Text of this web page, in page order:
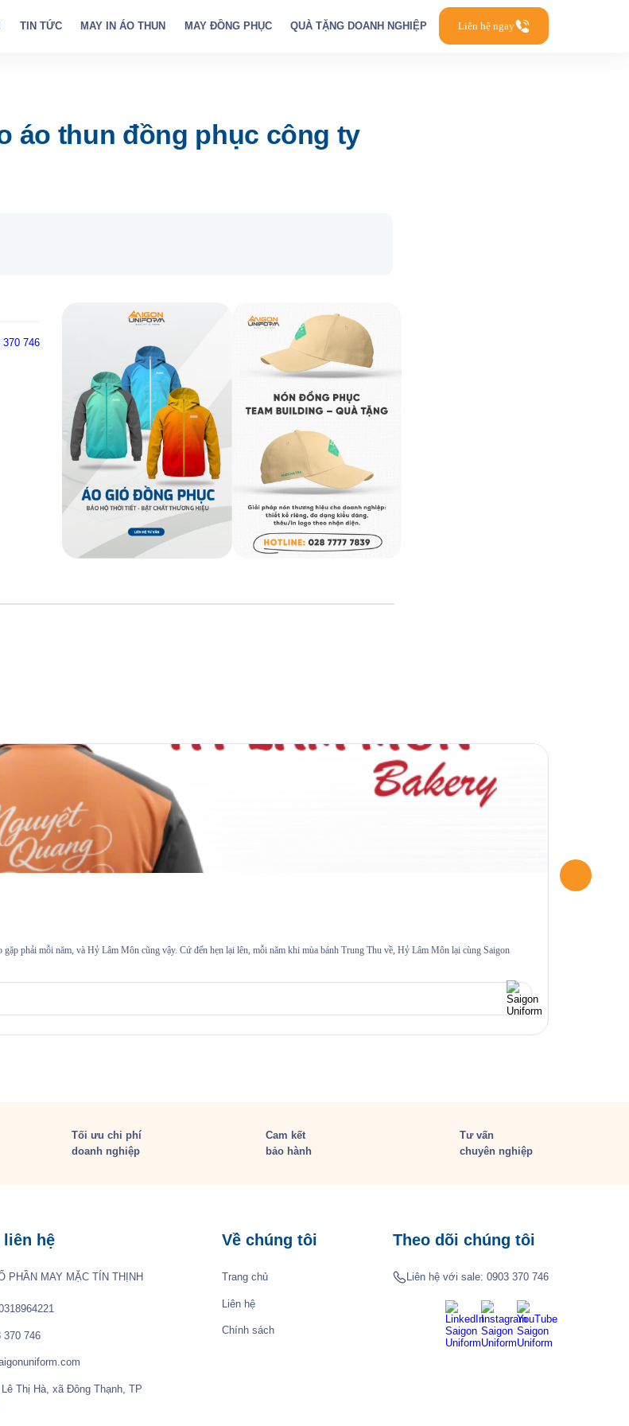
TIN TỨC MAY IN ÁO THUN MAY ĐỒNG PHỤC QUÀ TẶNG DOANH NGHIỆP Liên hệ ngay
áo thun đồng phục công ty
370 746
phải mỗi năm, và Hỷ Lâm Môn cũng vậy. Cứ đến hẹn lại lên, mỗi năm khi mùa bánh Trung Thu về, Hỷ Lâm Môn lại cùng Saigon
Tối ưu chi phí
doanh nghiệp
Cam kết
bảo hành
Tư vấn
chuyên nghiệp
liên hệ
PHẦN MAY MẶC TÍN THỊNH
370 746
Thị Hà, xã Đông Thạnh, TP
Về chúng tôi
Trang chủ
Liên hệ
Chính sách
Theo dõi chúng tôi
Liên hệ với sale:0903 370 746